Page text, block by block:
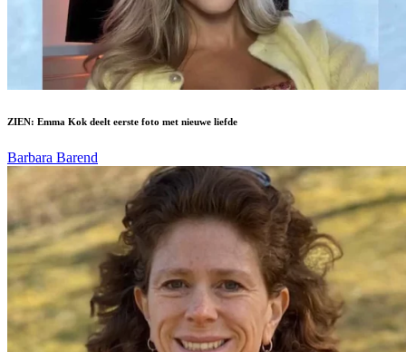
ZIEN: Emma Kok deelt eerste foto met nieuwe liefde
Barbara Barend